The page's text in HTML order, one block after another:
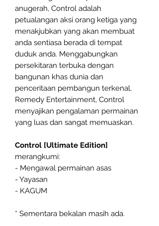
anugerah, Control adalah
petualangan aksi orang ketiga yang
menakjubkan yang akan membuat
anda sentiasa berada di tempat
duduk anda. Menggabungkan
persekitaran terbuka dengan
bangunan khas dunia dan
penceritaan pembangun terkenal,
Remedy Entertainment, Control
menyajikan pengalaman permainan
yang luas dan sangat memuaskan.
Control [Ultimate Edition]
merangkumi:
- Mengawal permainan asas
- Yayasan
- KAGUM
* Sementara bekalan masih ada.